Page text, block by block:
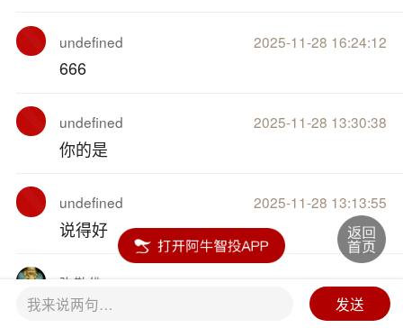
undefined 2025-11-28 16:24:12
666
undefined 2025-11-28 13:30:38
你的是
undefined 2025-11-28 13:13:55
说得好
弥勒佛 2025-09-11 16:32:04
8
我来说两句… 发送